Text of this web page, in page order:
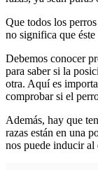
Que todos los
no significa que
Debemos conocer
para saber si la
otra. Aquí es
comprobar si el
Además, hay que
razas están en una
nos puede inducir al